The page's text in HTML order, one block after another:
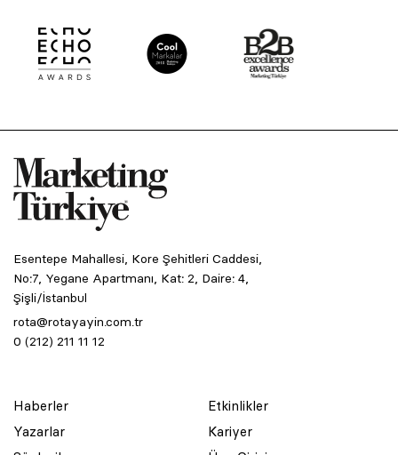
Esentepe Mahallesi, Kore Şehitleri Caddesi,
No:7, Yegane Apartmanı, Kat: 2, Daire: 4,
Şişli/İstanbul
rota@rotayayin.com.tr
0 (212) 211 11 12
Haberler
Yazarlar
Etkinlikler
Kariyer